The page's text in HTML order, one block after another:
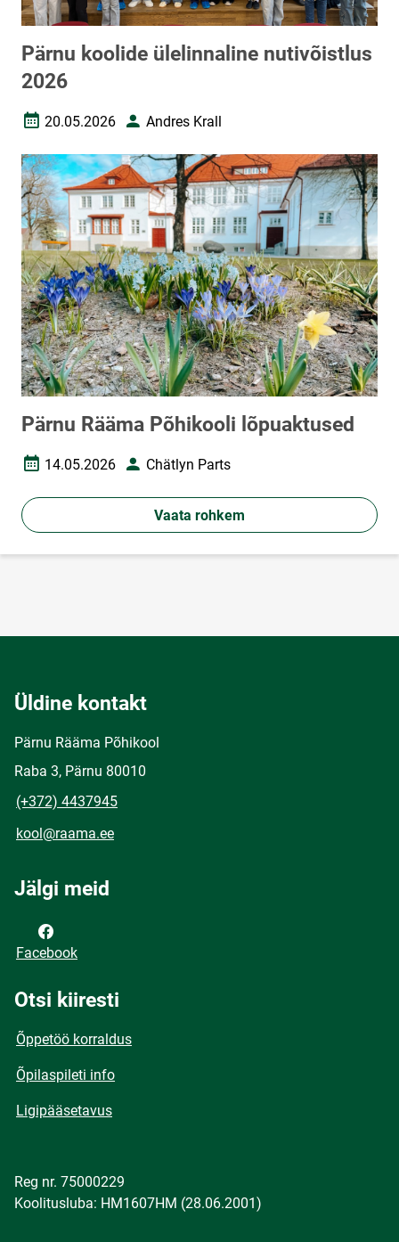
Pärnu koolide ülelinnaline nutivõistlus
2026
Loomise kuupäev
20.05.2026 AutorAndres Krall
Pärnu Rääma Põhikooli lõpuaktused
Loomise kuupäev
14.05.2026 AutorChätlyn Parts
Vaata rohkem
Üldine kontakt
Pärnu Rääma Põhikool
Raba 3, Pärnu 80010
(+372) 4437945
kool@raama.ee
Jälgi meid
Facebook
Otsi kiiresti
Õppetöö korraldus
Õpilaspileti info
Ligipääsetavus
Reg nr. 75000229
Koolitusluba: HM1607HM (28.06.2001)